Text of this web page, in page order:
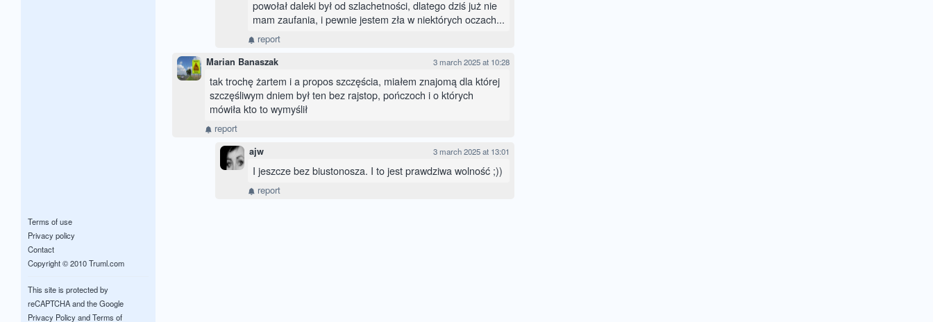
Terms of use
Privacy policy
Contact
Copyright © 2010 Truml.com
This site is protected by
reCAPTCHA and the Google
Privacy PolicyandTerms of
powołał daleki był od szlachetności, dlatego dziś już nie
mam zaufania, i pewnie jestem zła w niektórych oczach...
report
Marian Banaszak 3 march 2025 at 10:28
tak trochę żartem i a propos szczęścia, miałem znajomą dla której
szczęśliwym dniem był ten bez rajstop, pończoch i o których
mówiła kto to wymyślił
report
ajw 3 march 2025 at 13:01
I jeszcze bez biustonosza. I to jest prawdziwa wolność ;))
report